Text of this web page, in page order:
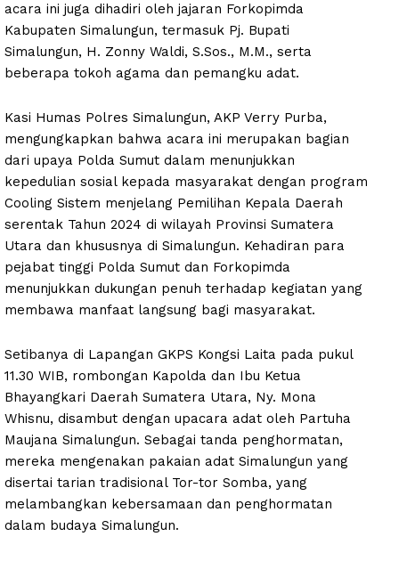
acara ini juga dihadiri oleh jajaran Forkopimda
Kabupaten Simalungun, termasuk Pj. Bupati
Simalungun, H. Zonny Waldi, S.Sos., M.M., serta
beberapa tokoh agama dan pemangku adat.
Kasi Humas Polres Simalungun, AKP Verry Purba,
mengungkapkan bahwa acara ini merupakan bagian
dari upaya Polda Sumut dalam menunjukkan
kepedulian sosial kepada masyarakat dengan program
Cooling Sistem menjelang Pemilihan Kepala Daerah
serentak Tahun 2024 di wilayah Provinsi Sumatera
Utara dan khususnya di Simalungun. Kehadiran para
pejabat tinggi Polda Sumut dan Forkopimda
menunjukkan dukungan penuh terhadap kegiatan yang
membawa manfaat langsung bagi masyarakat.
Setibanya di Lapangan GKPS Kongsi Laita pada pukul
11.30 WIB, rombongan Kapolda dan Ibu Ketua
Bhayangkari Daerah Sumatera Utara, Ny. Mona
Whisnu, disambut dengan upacara adat oleh Partuha
Maujana Simalungun. Sebagai tanda penghormatan,
mereka mengenakan pakaian adat Simalungun yang
disertai tarian tradisional Tor-tor Somba, yang
melambangkan kebersamaan dan penghormatan
dalam budaya Simalungun.